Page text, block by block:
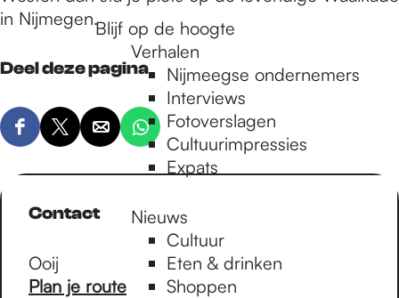
Blijf op de hoogte
Verhalen
Nijmeegse ondernemers
Interviews
Fotoverslagen
Cultuurimpressies
Expats
Nieuws
Cultuur
Eten & drinken
Shoppen
in Nijmegen.
Deel deze pagina
D
e
D
e
l
D
e
l
D
e
l
d
Contact
Ooij
Plan je routen